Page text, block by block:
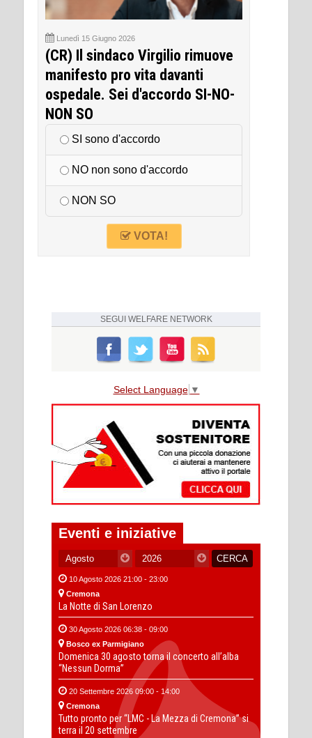
Lunedì 15 Giugno 2026
(CR) Il sindaco Virgilio rimuove
manifesto pro vita davanti
ospedale. Sei d'accordo SI-NO-
NON SO
SI sono d'accordo
NO non sono d'accordo
NON SO
VOTA!
SEGUI WELFARE NETWORK
Select Language ▼
Eventi e iniziative
10 Agosto 2026 21:00 - 23:00
Cremona
La Notte di San Lorenzo
30 Agosto 2026 06:38 - 09:00
Bosco ex Parmigiano
Domenica 30 agosto torna il concerto all’alba
“Nessun Dorma”
20 Settembre 2026 09:00 - 14:00
Cremona
Tutto pronto per “LMC - La Mezza di Cremona” si
terra il 20 settembre